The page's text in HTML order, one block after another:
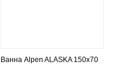
Ванна Alpen ALASKA 150x70